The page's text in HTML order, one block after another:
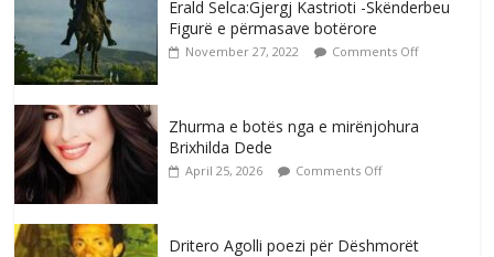
Erald Selca:Gjergj Kastrioti -Skënderbeu
Figurë e përmasave botërore
November 27, 2022 Comments Off
Zhurma e botës nga e mirënjohura
Brixhilda Dede
April 25, 2026 Comments Off
Dritero Agolli poezi për Dëshmorët